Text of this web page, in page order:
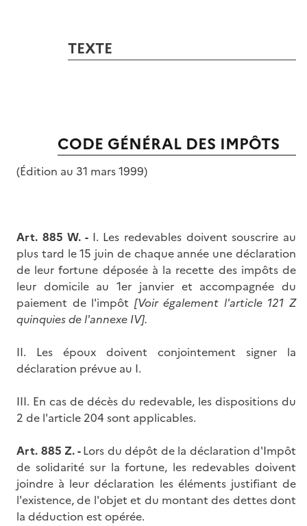
TEXTE
CODE GÉNÉRAL DES IMPÔTS
(Édition au 31 mars 1999)
Art. 885 W. - I. Les redevables doivent souscrire au
plus tard le 15 juin de chaque année une déclaration
de leur fortune déposée à la recette des impôts de
leur domicile au 1er janvier et accompagnée du
paiement de l'impôt [Voir également l'article 121 Z
quinquies de l'annexe IV].
II. Les époux doivent conjointement signer la
déclaration prévue au I.
III. En cas de décès du redevable, les dispositions du
2 de l'article 204 sont applicables.
Art. 885 Z. - Lors du dépôt de la déclaration d'Impôt
de solidarité sur la fortune, les redevables doivent
joindre à leur déclaration les éléments justifiant de
l'existence, de l'objet et du montant des dettes dont
la déduction est opérée.